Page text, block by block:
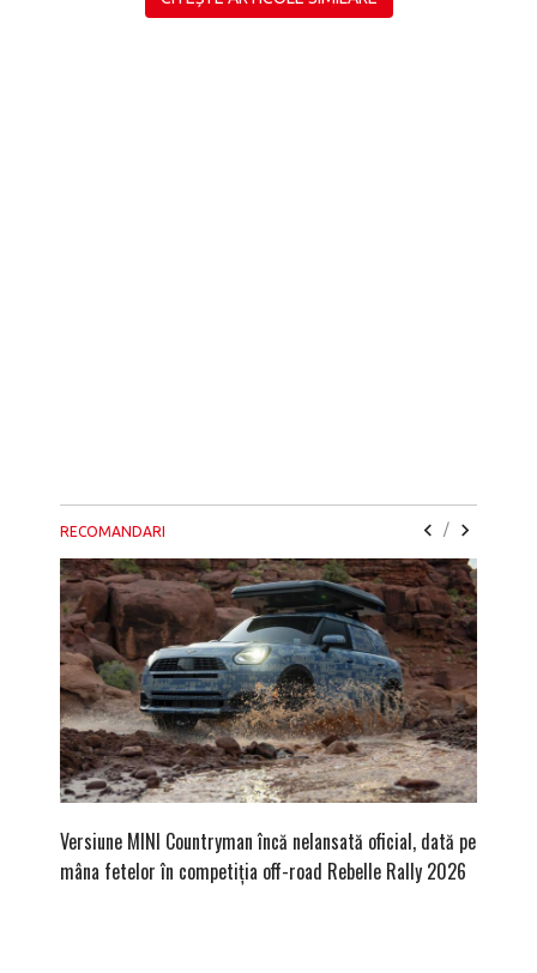
RECOMANDARI /
Versiune MINI Countryman încă nelansată oficial, dată pe
mâna fetelor în competiția off-road Rebelle Rally 2026